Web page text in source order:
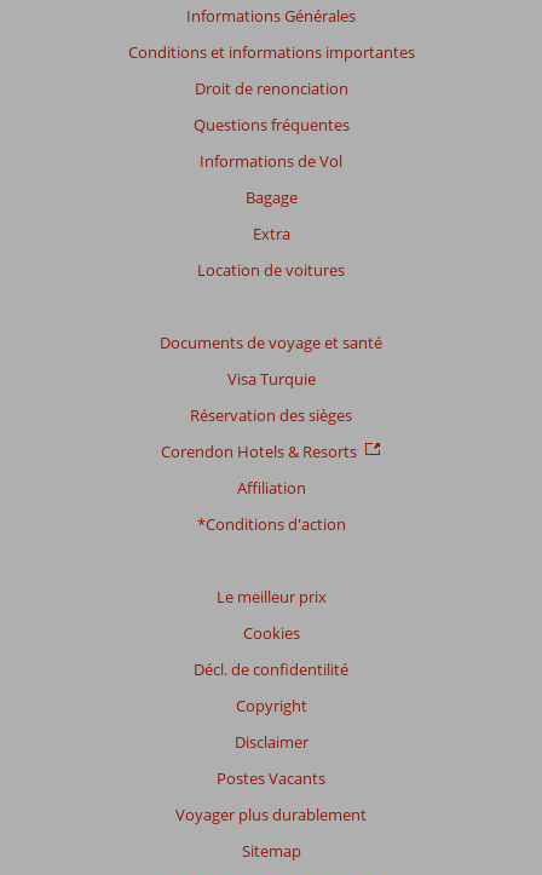
Informations Générales
Conditions et informations importantes
Droit de renonciation
Questions fréquentes
Informations de Vol
Bagage
Extra
Location de voitures
Documents de voyage et santé
Visa Turquie
Réservation des sièges
Corendon Hotels & Resorts
Affiliation
*Conditions d'action
Le meilleur prix
Cookies
Décl. de confidentilité
Copyright
Disclaimer
Postes Vacants
Voyager plus durablement
Sitemap